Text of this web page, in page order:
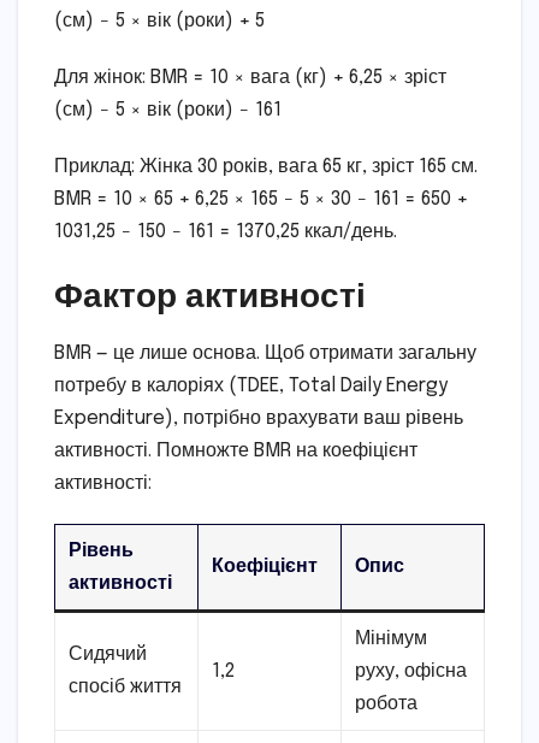
(см) − 5 × вік (роки) + 5
Для жінок: BMR = 10 × вага (кг) + 6,25 × зріст
(см) − 5 × вік (роки) − 161
Приклад: Жінка 30 років, вага 65 кг, зріст 165 см.
BMR = 10 × 65 + 6,25 × 165 − 5 × 30 − 161 = 650 +
1031,25 − 150 − 161 = 1370,25 ккал/день.
Фактор активності
BMR — це лише основа. Щоб отримати загальну
потребу в калоріях (TDEE, Total Daily Energy
Expenditure), потрібно врахувати ваш рівень
активності. Помножте BMR на коефіцієнт
активності:
Рівень
активності
Коефіцієнт Опис
Сидячий
спосіб життя
1,2
Мінімум
руху, офісна
робота